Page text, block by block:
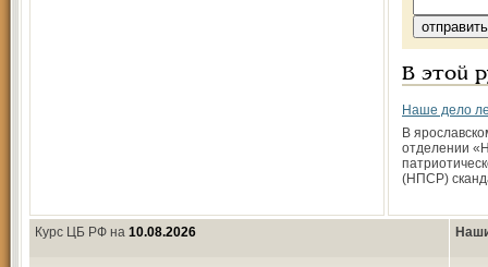
В этой
Наше дело
В
отделении
(НПСР)
Курс ЦБ РФ на 10.08.2026